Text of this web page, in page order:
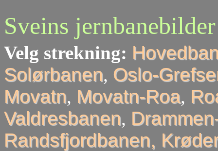
Sveins jernbanebilder
Velg strekning:
Solørbanen, Oslo-
Movatn, Movatn-Roa,
Valdresbanen,
Randsfjordbanen,